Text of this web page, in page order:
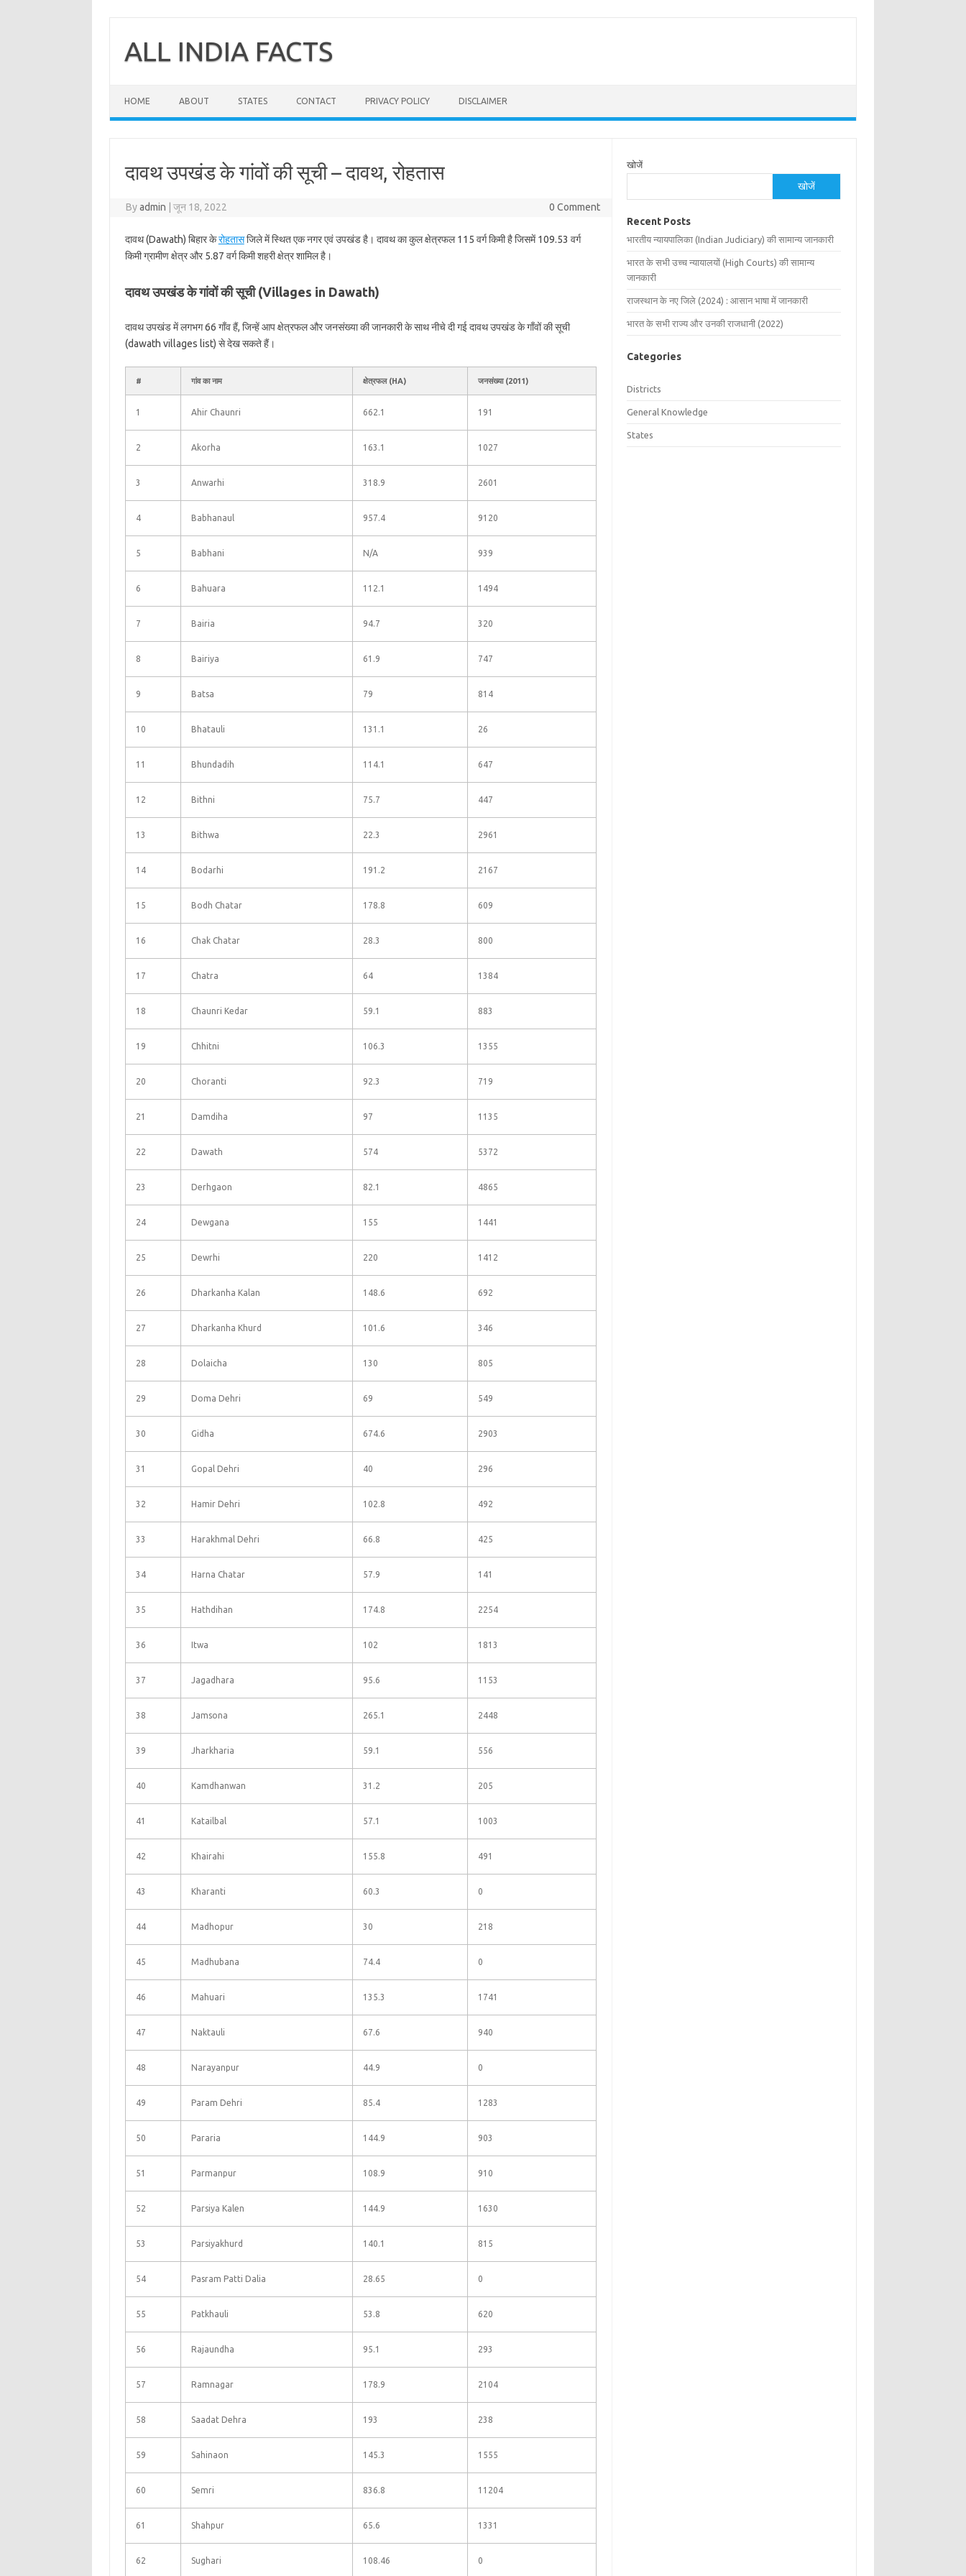
contentALL INDIA FACTS
HOME ABOUT STATES CONTACT PRIVACY POLICY DISCLAIMER
दावथ उपखंड के गांवों की सूची – दावथ, रोहतास
Byadmin जून 18, 2022 0 Comment
दावथ (Dawath) बिहार केरोहतासजिले में स्थित एक नगर एवं उपखंड है। दावथ का कुल क्षेत्रफल 115 वर्ग किमी है जिसमें 109.53 वर्ग
किमी ग्रामीण क्षेत्र और 5.87 वर्ग किमी शहरी क्षेत्र शामिल है।
दावथ उपखंड के गांवों की सूची (Villages in Dawath)
दावथ उपखंड में लगभग 66 गाँव हैं, जिन्हें आप क्षेत्रफल और जनसंख्या की जानकारी के साथ नीचे दी गई दावथ उपखंड के गाँवों की सूची
(dawath villages list) से देख सकते हैं।
# गांव का नाम क्षेत्रफल (HA) जनसंख्या (2011)
1 Ahir Chaunri 662.1 191
2 Akorha 163.1 1027
3 Anwarhi 318.9 2601
4 Babhanaul 957.4 9120
5 Babhani N/A 939
6 Bahuara 112.1 1494
7 Bairia 94.7 320
8 Bairiya 61.9 747
9 Batsa 79 814
10 Bhatauli 131.1 26
11 Bhundadih 114.1 647
12 Bithni 75.7 447
13 Bithwa 22.3 2961
14 Bodarhi 191.2 2167
15 Bodh Chatar 178.8 609
16 Chak Chatar 28.3 800
17 Chatra 64 1384
18 Chaunri Kedar 59.1 883
19 Chhitni 106.3 1355
20 Choranti 92.3 719
21 Damdiha 97 1135
22 Dawath 574 5372
23 Derhgaon 82.1 4865
24 Dewgana 155 1441
25 Dewrhi 220 1412
26 Dharkanha Kalan 148.6 692
27 Dharkanha Khurd 101.6 346
28 Dolaicha 130 805
29 Doma Dehri 69 549
30 Gidha 674.6 2903
31 Gopal Dehri 40 296
32 Hamir Dehri 102.8 492
33 Harakhmal Dehri 66.8 425
34 Harna Chatar 57.9 141
35 Hathdihan 174.8 2254
36 Itwa 102 1813
37 Jagadhara 95.6 1153
38 Jamsona 265.1 2448
39 Jharkharia 59.1 556
40 Kamdhanwan 31.2 205
41 Katailbal 57.1 1003
42 Khairahi 155.8 491
43 Kharanti 60.3 0
44 Madhopur 30 218
45 Madhubana 74.4 0
46 Mahuari 135.3 1741
47 Naktauli 67.6 940
48 Narayanpur 44.9 0
49 Param Dehri 85.4 1283
50 Pararia 144.9 903
51 Parmanpur 108.9 910
52 Parsiya Kalen 144.9 1630
53 Parsiyakhurd 140.1 815
54 Pasram Patti Dalia 28.65 0
55 Patkhauli 53.8 620
56 Rajaundha 95.1 293
57 Ramnagar 178.9 2104
58 Saadat Dehra 193 238
59 Sahinaon 145.3 1555
60 Semri 836.8 11204
61 Shahpur 65.6 1331
62 Sughari 108.46 0
खोजें
खोजें
Recent Posts
भारतीय न्यायपालिका (Indian Judiciary) की सामान्य जानकारी
भारत के सभी उच्च न्यायालयों (High Courts) की सामान्य
जानकारी
राजस्थान के नए जिले (2024) : आसान भाषा में जानकारी
भारत के सभी राज्य और उनकी राजधानी (2022)
Categories
Districts
General Knowledge
States